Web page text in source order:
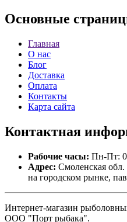
Основные
Главная
О нас
Блог
Доставка
Оплата
Контакты
Карта сайта
Контактная
Рабочие часы: Пн-Пт:
Адрес: Смоленская обл.
на городском рынке,
Интернет-магазин
ООО "Порт рыбака".